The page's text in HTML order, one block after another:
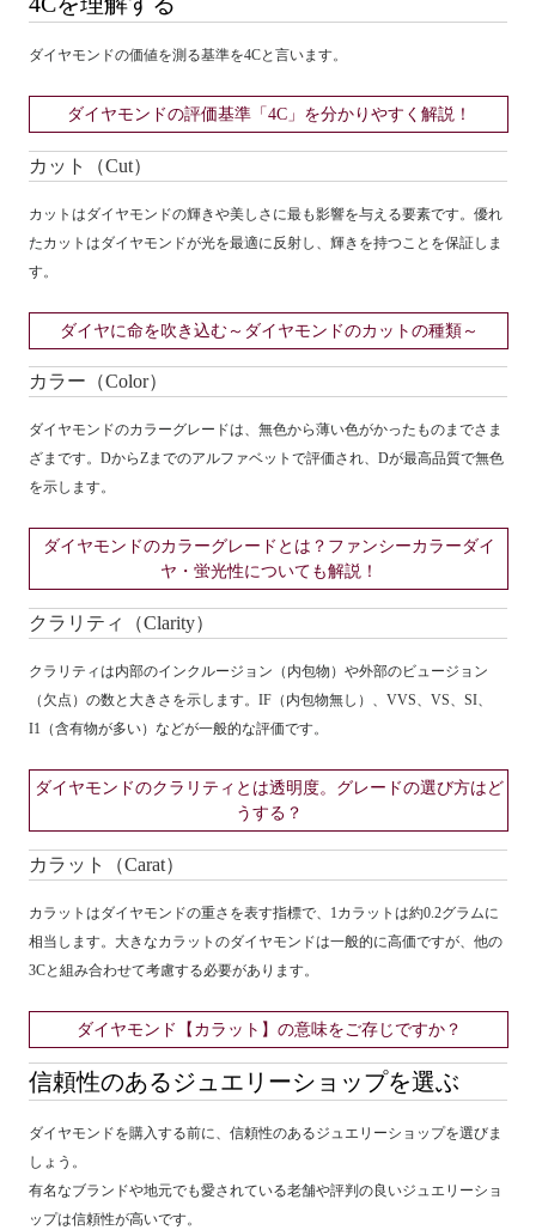
ダイヤモンドの価値を測る基準を4Cと言います。
ダイヤモンドの評価基準「4C」を分かりやすく解説！
カット（Cut）
カットはダイヤモンドの輝きや美しさに最も影響を与える要素です。優れ
たカットはダイヤモンドが光を最適に反射し、輝きを持つことを保証しま
す。
ダイヤに命を吹き込む～ダイヤモンドのカットの種類～
カラー（Color）
ダイヤモンドのカラーグレードは、無色から薄い色がかったものまでさま
ざまです。DからZまでのアルファベットで評価され、Dが最高品質で無色
を示します。
ダイヤモンドのカラーグレードとは？ファンシーカラーダイ
ヤ・蛍光性についても解説！
クラリティ（Clarity）
クラリティは内部のインクルージョン（内包物）や外部のビュージョン
（欠点）の数と大きさを示します。IF（内包物無し）、VVS、VS、SI、
I1（含有物が多い）などが一般的な評価です。
ダイヤモンドのクラリティとは透明度。グレードの選び方はど
うする？
カラット（Carat）
カラットはダイヤモンドの重さを表す指標で、1カラットは約0.2グラムに
相当します。大きなカラットのダイヤモンドは一般的に高価ですが、他の
3Cと組み合わせて考慮する必要があります。
ダイヤモンド【カラット】の意味をご存じですか？
信頼性のあるジュエリーショップを選ぶ
ダイヤモンドを購入する前に、信頼性のあるジュエリーショップを選びま
しょう。
有名なブランドや地元でも愛されている老舗や評判の良いジュエリーショ
ップは信頼性が高いです。